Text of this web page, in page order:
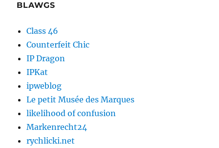
BLAWGS
Class 46
Counterfeit Chic
IP Dragon
IPKat
ipweblog
Le petit Musée des Marques
likelihood of confusion
Markenrecht24
rychlicki.net